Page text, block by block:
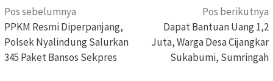
Navigasi
pos
Pos sebelumnya
PPKM Resmi Diperpanjang,
Polsek Nyalindung Salurkan
345 Paket Bansos Sekpres
Pos berikutnya
Dapat Bantuan Uang 1,2
Juta, Warga Desa Cijangkar
Sukabumi, Sumringah